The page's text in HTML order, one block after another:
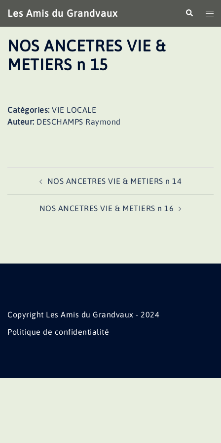
au
contenu
Les Amis du Grandvaux
le
NOS ANCETRES VIE &
METIERS n 15
Catégories: VIE LOCALE
Auteur: DESCHAMPS Raymond
d’articleNOS ANCETRES VIE & METIERS n 14
NOS ANCETRES VIE & METIERS n 16
Copyright Les Amis du Grandvaux - 2024
Politique de confidentialité